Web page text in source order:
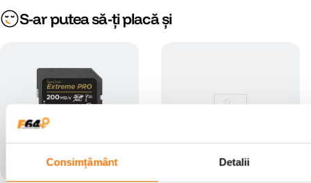
Consimțământ Detalii
S-ar putea să-ți placă și